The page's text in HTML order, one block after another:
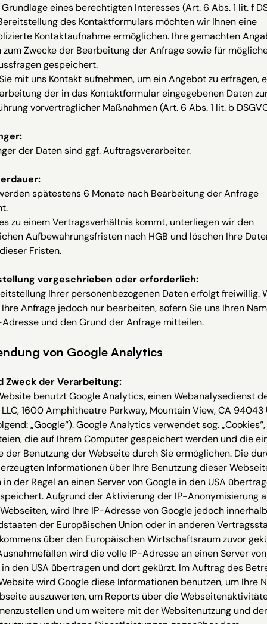
eines berechtigten Interesses (Art. 6 Abs. 1 lit. f
des Kontaktformulars möchten wir Ihnen eine
Kontaktaufnahme ermöglichen. Ihre gemachten
zum Zwecke der Bearbeitung der Anfrage sowie für
gespeichert.
mit uns Kontakt aufnehmen, um ein Angebot zu erfragen,
der in das Kontaktformular eingegebenen Daten
vorvertraglicher Maßnahmen (Art. 6 Abs. 1 lit. b
der Daten sind ggf. Auftragsverarbeiter.
spätestens 6 Monate nach Bearbeitung der Anfrage
zu einem Vertragsverhältnis kommt, unterliegen wir den
Aufbewahrungsfristen nach HGB und löschen Ihre
Fristen.
vorgeschrieben oder erforderlich:
Ihrer personenbezogenen Daten erfolgt freiwillig.
Anfrage jedoch nur bearbeiten, sofern Sie uns Ihren
und den Grund der Anfrage mitteilen.
von Google Analytics
Zweck der Verarbeitung:
benutzt Google Analytics, einen Webanalysedienst
1600 Amphitheatre Parkway, Mountain View, CA 94043
„Google“). Google Analytics verwendet sog.
die auf Ihrem Computer gespeichert werden und die
der Benutzung der Webseite durch Sie ermöglichen. Die
Informationen über Ihre Benutzung dieser
der Regel an einen Server von Google in den USA
Aufgrund der Aktivierung der IP-Anonymisierung
wird Ihre IP-Adresse von Google jedoch
der Europäischen Union oder in anderen
über den Europäischen Wirtschaftsraum zuvor
wird die volle IP-Adresse an einen Server von
den USA übertragen und dort gekürzt. Im Auftrag des
wird Google diese Informationen benutzen, um Ihre
auszuwerten, um Reports über die
und um weitere mit der Websitenutzung und der